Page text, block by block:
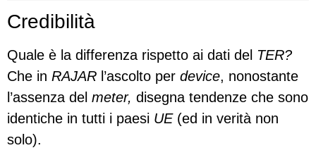
Credibilità
Quale è la differenza rispetto ai dati del TER?
Che in RAJAR l’ascolto per device, nonostante
l’assenza del meter, disegna tendenze che sono
identiche in tutti i paesi UE(ed in verità non
solo).